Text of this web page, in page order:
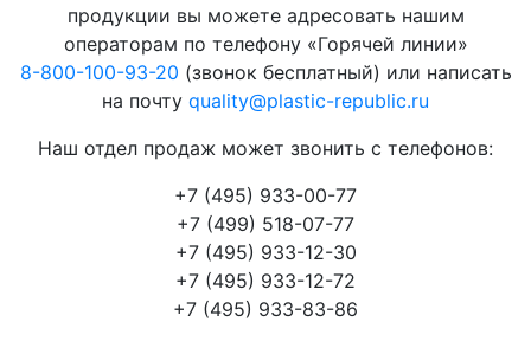
продукции вы можете адресовать нашим
операторам по телефону «Горячей линии»
8-800-100-93-20 (звонок бесплатный) или написать
на почту quality@plastic-republic.ru
Наш отдел продаж может звонить с телефонов:
+7 (495) 933-00-77
+7 (499) 518-07-77
+7 (495) 933-12-30
+7 (495) 933-12-72
+7 (495) 933-83-86